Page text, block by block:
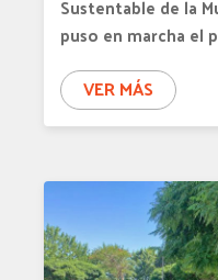
Sustentable de la
puso en marcha el
VER MÁS